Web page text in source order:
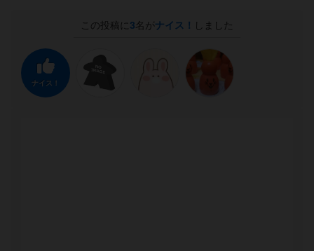
この投稿に 3名がナイス！ しました
ナイス！